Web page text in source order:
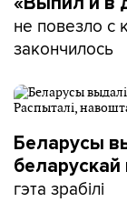
не повезло с
закончилось
Беларусы
беларускай
гэта зрабілі